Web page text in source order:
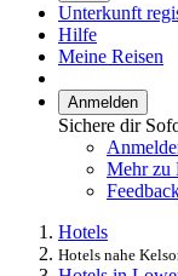
Unterkunft
Hilfe
Meine Reisen
Anmelden
Sichere dir
Mehr zu
Hotels
Hotels nahe